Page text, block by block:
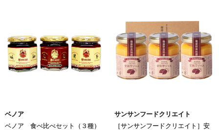
ベノア
ベノア 食べ比べセット（３種）
サンサンフードクリエイト
［サンサンフードクリエイト］安